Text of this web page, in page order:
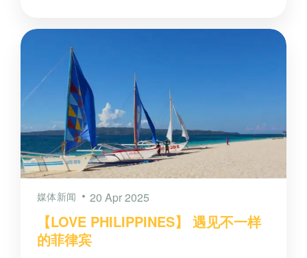
媒体新闻 20 Apr 2025
【LOVE PHILIPPINES】 遇见不一样
的菲律宾